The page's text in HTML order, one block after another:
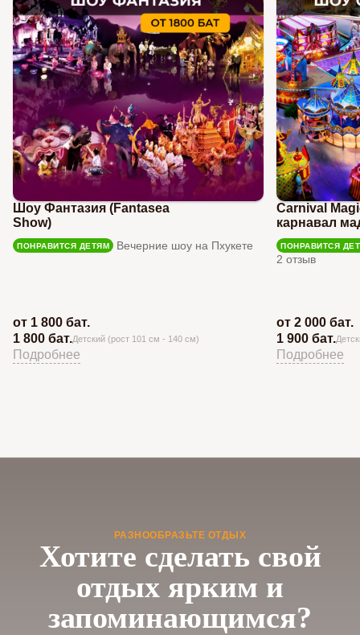
Шоу Фантазия (Fantasea
Show)
ПОНРАВИТСЯ ДЕТЯМ Вечерние шоу на Пхукете
от 1 800 бат.
1 800 бат.Детский (рост 101 см - 140 см)
Подробнее
Carnival
карнавал
ПОНРАВИТСЯ
2 отзыв
от 2 000 бат.
1 900 бат.
Подробнее
РАЗНООБРАЗЬТЕ ОТДЫХ
Хотите сделать свой
отдых ярким и
запоминающимся?